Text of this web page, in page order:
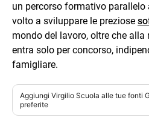
un percorso formativo
volto a sviluppare le preziose
mondo del lavoro, oltre che
entra solo per concorso,
famigliare.
Aggiungi Virgilio Scuola alle tue fonti
preferite